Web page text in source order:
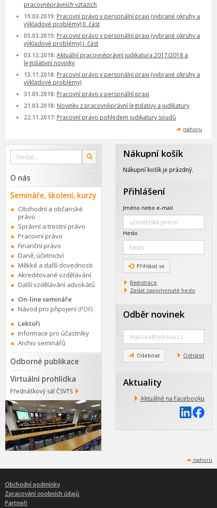
pracovněprávních vztazích
19.03.2019: Pracovní právo v personální praxi (vybrané okruhy a
výkladové problémy) II. část
05.03.2019: Pracovní právo v personální praxi (vybrané okruhy a
výkladové problémy) I. část
03.12.2018: Aktuální pracovněprávní judikatura 2017/2018 a
legislativní novinky
13.11.2018: Pracovní právo v personální praxi (vybrané okruhy a
výkladové problémy)
31.05.2018: Pracovní právo v personální praxi
21.03.2018: Novinky z pracovněprávní legislativy a judikatury
22.11.2017: Pracovní právo pohledem judikatury soudů
nahoru
Vyhledat
webu
OK
O nás
Semináře, školení, kurzy
Obchodní a občanské
právo
Správní a trestní právo
Pracovní právo
Finanční právo
Daně, účetnictví
Měkké a další dovednosti
Akreditované vzdělávání
Další vzdělávání advokátů
On-line semináře
Návod pro připojení (PDF)
Lektoři
Informace pro účastníky
Archiv seminářů
Odborné publikace
Virtuální prohlídka
Přednáškový sál ČSVTS
Nákupní košík
Nákupní košík je prázdný.
Přihlášení
Jméno nebo e-mail
Heslo
Přihlásit se
Registrace
Zaslat zapomenuté heslo
Odběr novinek
Zadejte
mail
Odebírat Odhlásit
Aktuality
Aktuálně na Facebooku
nahoru
Obchodní podmínky
Zpracování osobních údajů
Partneři